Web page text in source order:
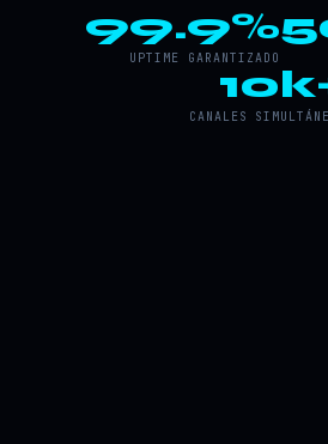
99.9%
UPTIME GARANTIZADO
CANALES